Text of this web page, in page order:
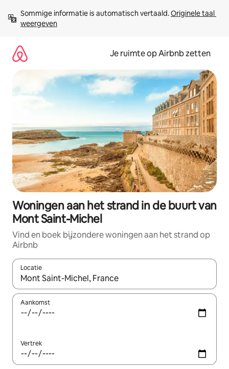
direct
naar
Sommige informatie is automatisch vertaald. Originele taal
weergeven
Je ruimte op Airbnb zetten
Woningen aan het strand in de buurt van
Mont Saint-Michel
Vind en boek bijzondere woningen aan het strand op
Airbnb
Locatie
Wanneer er suggesties beschikbaar zijn, maak je een keuze
Aankomst
Vertrek